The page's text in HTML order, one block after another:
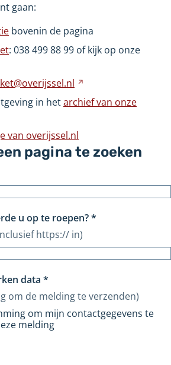
gaan:
bovenin de pagina
: 0384998899 of kijk op onze
naar
in hetarchief van onze
van overijssel.nl
pagina te zoeken
u op te roepen?*
https:// in)
data *
om de melding te verzenden)
om mijn contactgegevens te
melding